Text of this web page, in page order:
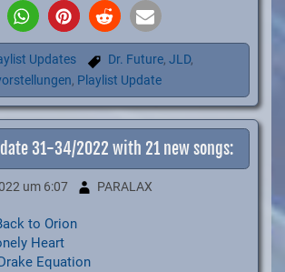
Updates Dr. Future, JLD,
, Playlist Update
31-34/2022 with 21 new songs:
um 6:07 PARALAX
to Orion
Heart
Equation